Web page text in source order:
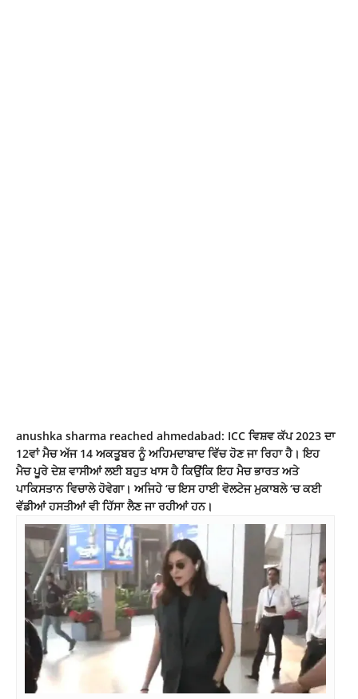
anushka sharma reached ahmedabad: ICC ਵਿਸ਼ਵ ਕੱਪ 2023 ਦਾ
12ਵਾਂ ਮੈਚ ਅੱਜ 14 ਅਕਤੂਬਰ ਨੂੰ ਅਹਿਮਦਾਬਾਦ ਵਿੱਚ ਹੋਣ ਜਾ ਰਿਹਾ ਹੈ। ਇਹ
ਮੈਚ ਪੂਰੇ ਦੇਸ਼ ਵਾਸੀਆਂ ਲਈ ਬਹੁਤ ਖਾਸ ਹੈ ਕਿਉਂਕਿ ਇਹ ਮੈਚ ਭਾਰਤ ਅਤੇ
ਪਾਕਿਸਤਾਨ ਵਿਚਾਲੇ ਹੋਵੇਗਾ। ਅਜਿਹੇ ‘ਚ ਇਸ ਹਾਈ ਵੋਲਟੇਜ ਮੁਕਾਬਲੇ ‘ਚ ਕਈ
ਵੱਡੀਆਂ ਹਸਤੀਆਂ ਵੀ ਹਿੱਸਾ ਲੈਣ ਜਾ ਰਹੀਆਂ ਹਨ।